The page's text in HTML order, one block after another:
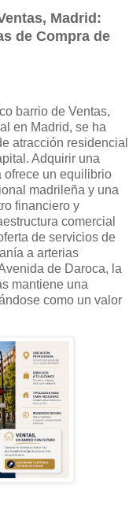
Madrid:
de Compra de
barrio de Ventas,
en Madrid, se ha
atracción residencial
Adquirir una
ofrece un equilibrio
madrileña y una
financiero y
comercial
de servicios de
a arterias
de Daroca, la
mantiene una
como un valor